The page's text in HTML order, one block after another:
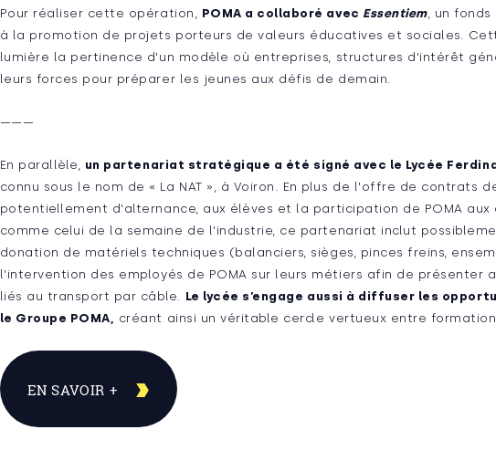
Pour réaliser cette opération, POMA a collaboré avec Essentiem, un
à la promotion de projets porteurs de valeurs éducatives et sociales.
lumière la pertinence d'un modèle où entreprises, structures d'intérêt
leurs forces pour préparer les jeunes aux défis de demain.
———
En parallèle, un partenariat stratégique a été signé avec le Lycée
connu sous le nom de « La NAT », à Voiron. En plus de l'offre de contrats
potentiellement d'alternance, aux élèves et la participation de POMA
comme celui de la semaine de l'industrie, ce partenariat inclut
donation de matériels techniques (balanciers, sièges, pinces freins,
l'intervention des employés de POMA sur leurs métiers afin de présenter
liés au transport par câble. Le lycée s’engage aussi à diffuser les
le Groupe POMA, créant ainsi un véritable cercle vertueux entre
EN SAVOIR +